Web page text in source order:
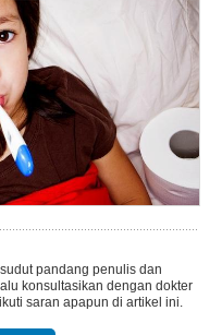
pandang penulis dan
konsultasikan dengan dokter
saran apapun di artikel ini.